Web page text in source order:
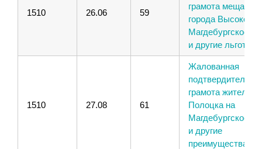
1510 26.06 59
грамота мещанам
города Высокого
Магдебургское
и другие льготы
1510 27.08 61
Жалованная
грамота жителям
Полоцка на
Магдебургское
и другие
преимущества